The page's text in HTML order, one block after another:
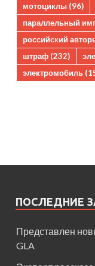
мотоциклы (96)
параллельный
российский
штраф (232)
электромобиль
ПОСЛЕДНИЕ
Представлен
GLA